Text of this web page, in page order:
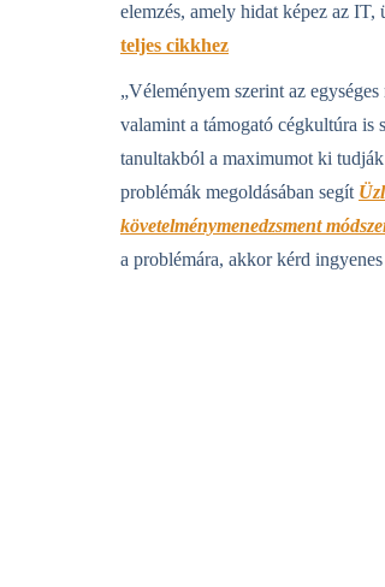
elemzés, amely hidat képez az
teljes cikkhez
„Véleményem szerint az
valamint a támogató cégkultúra is
tanultakból a maximumot ki
problémák megoldásában segít
követelménymenedzsment
a problémára, akkor kérd